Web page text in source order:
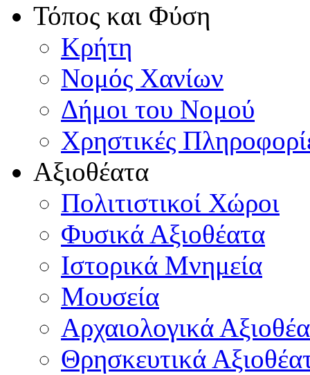
Τόπος και Φύση
Κρήτη
Νομός Χανίων
Δήμοι του Νομού
Χρηστικές
Αξιοθέατα
Πολιτιστικοί Χώροι
Φυσικά Αξιοθέατα
Ιστορικά Μνημεία
Μουσεία
Αρχαιολογικά
Θρησκευτικά